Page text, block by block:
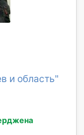
и область"